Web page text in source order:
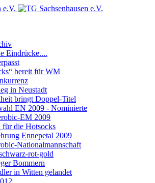
Eindrücke....
bereit für WM
in Neustadt
bringt Doppel-Titel
EN 2009 - Nominierte
EM 2009
die Hotsocks
Ennepetal 2009
Nationalmannschaft
rot-gold
Bommern
in Witten gelandet